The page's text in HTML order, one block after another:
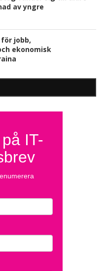
av yngre
jobb,
ekonomisk